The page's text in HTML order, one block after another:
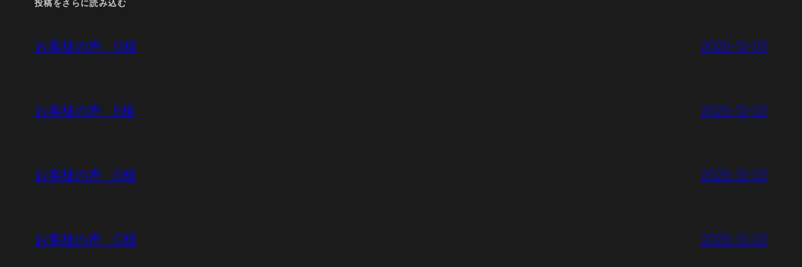
投稿をさらに読み込む
お客様の声 G様 2025-12-03
お客様の声 E様 2025-12-03
お客様の声 D様 2025-12-03
お客様の声 C様 2025-12-03